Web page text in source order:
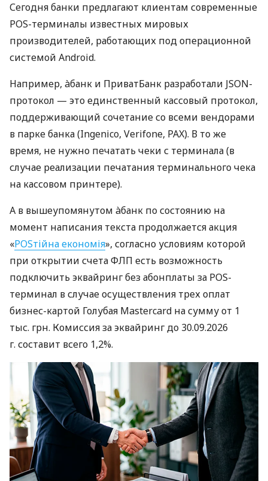
Сегодня банки предлагают клиентам современные
POS-терминалы известных мировых
производителей, работающих под операционной
системой Android.
Например, àбанк и ПриватБанк разработали JSON-
протокол — это единственный кассовый протокол,
поддерживающий сочетание со всеми вендорами
в парке банка (Ingenico, Verifone, PAX). В то же
время, не нужно печатать чеки с терминала (в
случае реализации печатания терминального чека
на кассовом принтере).
А в вышеупомянутом àбанк по состоянию на
момент написания текста продолжается акция
«POSтійна економія», согласно условиям которой
при открытии счета ФЛП есть возможность
подключить эквайринг без абонплаты за POS-
терминал в случае осуществления трех оплат
бизнес-картой Голубая Mastercard на сумму от 1
тыс. грн. Комиссия за эквайринг до 30.09.2026
г. составит всего 1,2%.